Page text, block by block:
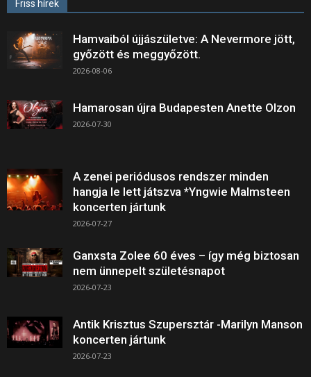
Friss hírek
Hamvaiból újjászületve: A Nevermore jött,
győzött és meggyőzött.
2026-08-06
Hamarosan újra Budapesten Anette Olzon
2026-07-30
A zenei periódusos rendszer minden
hangja le lett játszva *Yngwie Malmsteen
koncerten jártunk
2026-07-27
Ganxsta Zolee 60 éves – így még biztosan
nem ünnepelt születésnapot
2026-07-23
Antik Krisztus Szupersztár -Marilyn Manson
koncerten jártunk
2026-07-23